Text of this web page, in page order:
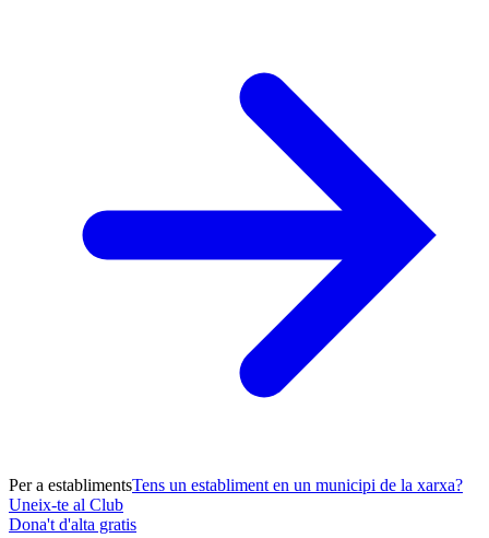
Per a establimentsTens un establiment en un municipi de la xarxa?
Uneix-te al Club
Dona't d'alta gratis